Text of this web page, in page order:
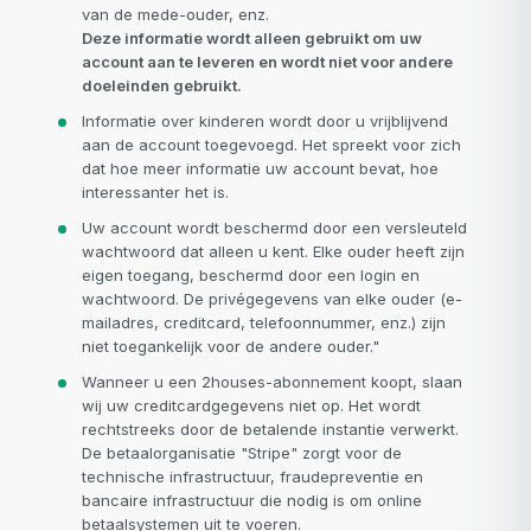
van de mede-ouder, enz.
Deze informatie wordt alleen gebruikt om uw
account aan te leveren en wordt niet voor andere
doeleinden gebruikt.
Informatie over kinderen wordt door u vrijblijvend
aan de account toegevoegd. Het spreekt voor zich
dat hoe meer informatie uw account bevat, hoe
interessanter het is.
Uw account wordt beschermd door een versleuteld
wachtwoord dat alleen u kent. Elke ouder heeft zijn
eigen toegang, beschermd door een login en
wachtwoord. De privégegevens van elke ouder (e-
mailadres, creditcard, telefoonnummer, enz.) zijn
niet toegankelijk voor de andere ouder."
Wanneer u een 2houses-abonnement koopt, slaan
wij uw creditcardgegevens niet op. Het wordt
rechtstreeks door de betalende instantie verwerkt.
De betaalorganisatie "Stripe" zorgt voor de
technische infrastructuur, fraudepreventie en
bancaire infrastructuur die nodig is om online
betaalsystemen uit te voeren.
Uw email
Uw email
Wachtwoord